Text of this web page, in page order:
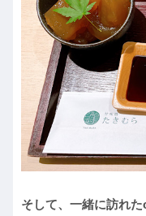
そして、一緒に訪れ